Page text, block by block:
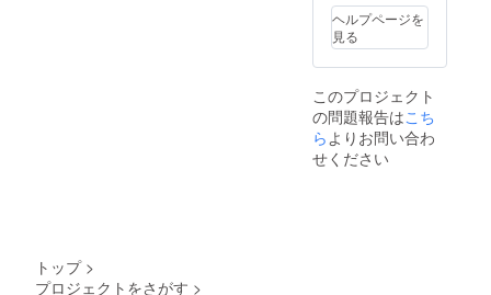
いた場
合、な
どにつ
きまし
アカウ
ント名
等での
掲載を
進めさ
挑戦す
る『や
ぶさめ
絵本
』をお
送りし
ます。
絵本の
送付予
さめ絵
本」に
ご芳名
を入れ
いただ
きま
す。
ヘルプページを
見る
このプロジェクト
の問題報告はこち
らよりお問い合わ
せください
トップ >
プロジェクトをさがす >